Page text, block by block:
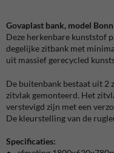
Govaplast bank, model
Deze herkenbare kunststof
degelijke zitbank met
uit massief gerecycled
De buitenbank bestaat uit 2
zitvlak gemonteerd. Het
verstevigd zijn met een
De kleurstelling van de
Specificaties: